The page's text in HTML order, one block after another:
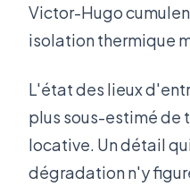
Victor-Hugo
isolation thermique
L'état des lieux
plus sous-estimé de
locative. Un détail
dégradation n'y